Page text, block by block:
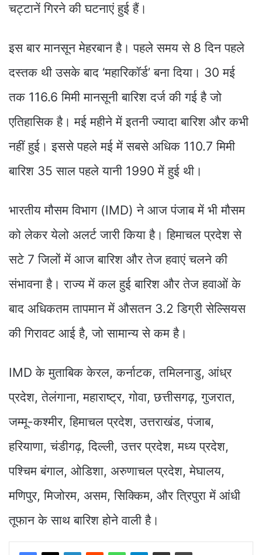
चट्टानें गिरने की घटनाएं हुई हैं।
इस बार मानसून मेहरबान है। पहले समय से 8 दिन पहले
दस्तक थी उसके बाद ‘महारिकॉर्ड’ बना दिया। 30 मई
तक 116.6 मिमी मानसूनी बारिश दर्ज की गई है जो
एतिहासिक है। मई महीने में इतनी ज्यादा बारिश और कभी
नहीं हुई। इससे पहले मई में सबसे अधिक 110.7 मिमी
बारिश 35 साल पहले यानी 1990 में हुई थी।
भारतीय मौसम विभाग (IMD) ने आज पंजाब में भी मौसम
को लेकर येलो अलर्ट जारी किया है। हिमाचल प्रदेश से
सटे 7 जिलों में आज बारिश और तेज हवाएं चलने की
संभावना है। राज्य में कल हुई बारिश और तेज हवाओं के
बाद अधिकतम तापमान में औसतन 3.2 डिग्री सेल्सियस
की गिरावट आई है, जो सामान्य से कम है।
IMD के मुताबिक केरल, कर्नाटक, तमिलनाडु, आंध्र
प्रदेश, तेलंगाना, महाराष्ट्र, गोवा, छत्तीसगढ़, गुजरात,
जम्मू-कश्मीर, हिमाचल प्रदेश, उत्तराखंड, पंजाब,
हरियाणा, चंडीगढ़, दिल्ली, उत्तर प्रदेश, मध्य प्रदेश,
पश्चिम बंगाल, ओडिशा, अरुणाचल प्रदेश, मेघालय,
मणिपुर, मिजोरम, असम, सिक्किम, और त्रिपुरा में आंधी
तूफान के साथ बारिश होने वाली है।